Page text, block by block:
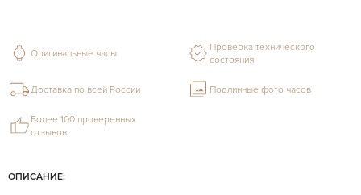
ОПИСАНИЕ:
Оригинальные часы
Проверка технического
состояния
Доставка по всей России Подлинные фото часов
Более 100 проверенных
отзывов